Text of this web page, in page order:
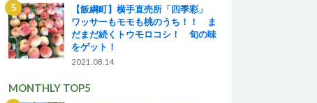
【飯綱町】横手直売所「四季彩」
ワッサーもモモも桃のうち！！ ま
だまだ続くトウモロコシ！ 旬の味
をゲット！
2021.08.14
MONTHLY TOP5